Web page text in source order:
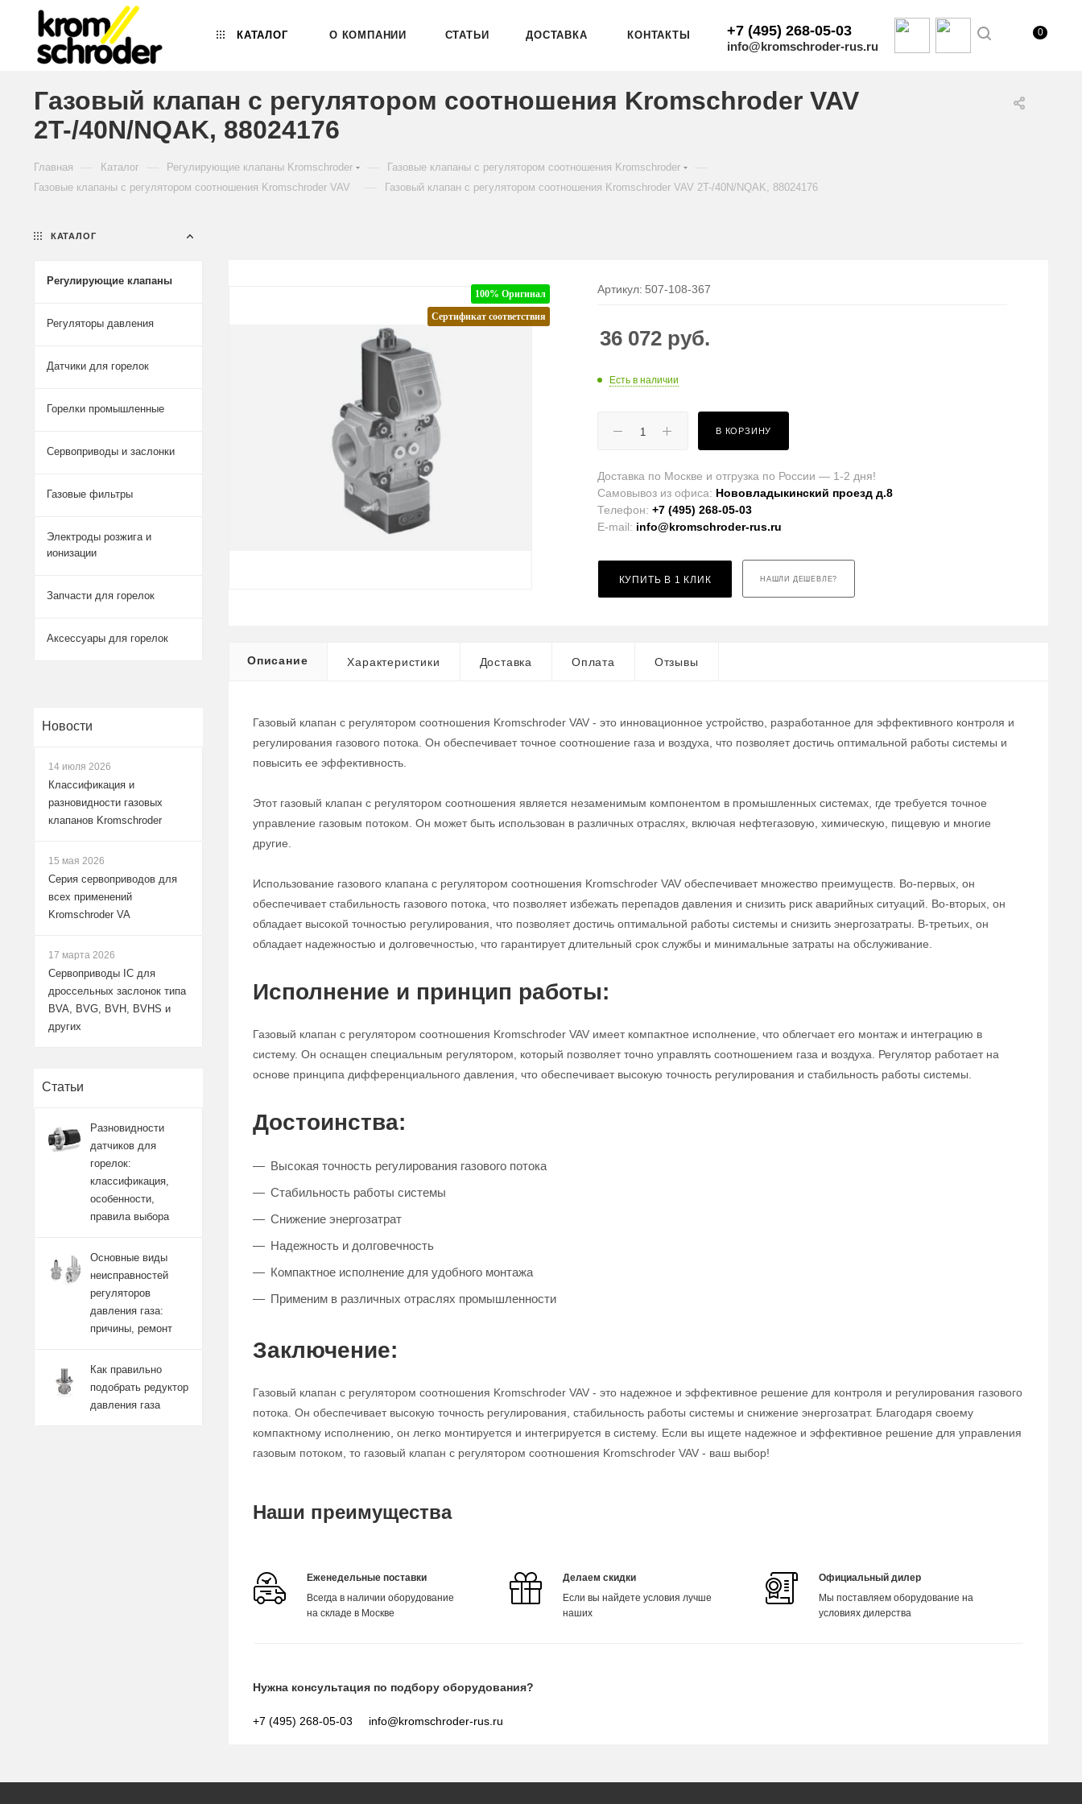
КАТАЛОГ О КОМПАНИИ СТАТЬИ ДОСТАВКА КОНТАКТЫ +7 (495) 268-05-03
info@kromschroder-rus.ru
0
Газовый клапан с регулятором соотношения Kromschroder VAV
2T-/40N/NQAK, 88024176
Главная Каталог Регулирующие клапаны Kromschroder Газовые клапаны с регулятором соотношения Kromschroder
Газовые клапаны с регулятором соотношения Kromschroder VAV Газовый клапан с регулятором соотношения Kromschroder VAV 2T-/40N/NQAK, 88024176
100% Оригинал
Сертификат соответствия
Артикул: 507-108-367
36 072 руб.
Есть в наличии
В КОРЗИНУ
Доставка по Москве и отгрузка по России — 1-2 дня!
Самовывоз из офиса: Нововладыкинский проезд д.8
Телефон:+7 (495) 268-05-03
E-mail: info@kromschroder-rus.ru
КУПИТЬ В 1 КЛИК НАШЛИ ДЕШЕВЛЕ?
Описание Характеристики Доставка Оплата Отзывы
Газовый клапан с регулятором соотношения Kromschroder VAV - это инновационное устройство, разработанное для эффективного контроля и
регулирования газового потока. Он обеспечивает точное соотношение газа и воздуха, что позволяет достичь оптимальной работы системы и
повысить ее эффективность.
Этот газовый клапан с регулятором соотношения является незаменимым компонентом в промышленных системах, где требуется точное
управление газовым потоком. Он может быть использован в различных отраслях, включая нефтегазовую, химическую, пищевую и многие
другие.
Использование газового клапана с регулятором соотношения Kromschroder VAV обеспечивает множество преимуществ. Во-первых, он
обеспечивает стабильность газового потока, что позволяет избежать перепадов давления и снизить риск аварийных ситуаций. Во-вторых, он
обладает высокой точностью регулирования, что позволяет достичь оптимальной работы системы и снизить энергозатраты. В-третьих, он
обладает надежностью и долговечностью, что гарантирует длительный срок службы и минимальные затраты на обслуживание.
Исполнение и принцип работы:
Газовый клапан с регулятором соотношения Kromschroder VAV имеет компактное исполнение, что облегчает его монтаж и интеграцию в
систему. Он оснащен специальным регулятором, который позволяет точно управлять соотношением газа и воздуха. Регулятор работает на
основе принципа дифференциального давления, что обеспечивает высокую точность регулирования и стабильность работы системы.
Достоинства:
Высокая точность регулирования газового потока
Стабильность работы системы
Снижение энергозатрат
Надежность и долговечность
Компактное исполнение для удобного монтажа
Применим в различных отраслях промышленности
Заключение:
Газовый клапан с регулятором соотношения Kromschroder VAV - это надежное и эффективное решение для контроля и регулирования газового
потока. Он обеспечивает высокую точность регулирования, стабильность работы системы и снижение энергозатрат. Благодаря своему
компактному исполнению, он легко монтируется и интегрируется в систему. Если вы ищете надежное и эффективное решение для управления
газовым потоком, то газовый клапан с регулятором соотношения Kromschroder VAV - ваш выбор!
Наши преимущества
Еженедельные поставки
Всегда в наличии оборудование
на складе в Москве
Делаем скидки
Если вы найдете условия лучше
наших
Официальный дилер
Мы поставляем оборудование на
условиях дилерства
Нужна консультация по подбору оборудования?
+7 (495) 268-05-03 info@kromschroder-rus.ru
КАТАЛОГ
Регулирующие клапаны
Регуляторы давления
Датчики для горелок
Горелки промышленные
Сервоприводы и заслонки
Газовые фильтры
Электроды розжига и
ионизации
Запчасти для горелок
Аксессуары для горелок
Новости
14 июля 2026
Классификация и
разновидности газовых
клапанов Kromschroder
15 мая 2026
Серия сервоприводов для
всех применений
Kromschroder VA
17 марта 2026
Сервоприводы IC для
дроссельных заслонок типа
BVA, BVG, BVH, BVHS и
других
Статьи
Разновидности
датчиков для
горелок:
классификация,
особенности,
правила выбора
Основные виды
неисправностей
регуляторов
давления газа:
причины, ремонт
Как правильно
подобрать редуктор
давления газа